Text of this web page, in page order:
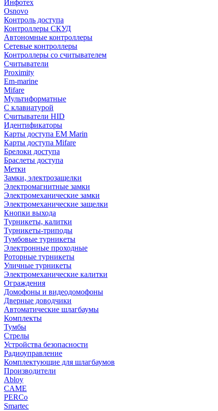
Инфотех
Osnovo
Контроль доступа
Контроллеры СКУД
Автономные контроллеры
Сетевые контроллеры
Контроллеры со считывателем
Считыватели
Proximity
Em-marine
Mifare
Мультиформатные
С клавиатурой
Считыватели HID
Идентификаторы
Карты доступа EM Marin
Карты доступа Mifare
Брелоки доступа
Браслеты доступа
Метки
Замки, электрозащелки
Электромагнитные замки
Электромеханические замки
Электромеханические защелки
Кнопки выхода
Турникеты, калитки
Турникеты-триподы
Тумбовые турникеты
Электронные проходные
Роторные турникеты
Уличные турникеты
Электромеханические калитки
Ограждения
Домофоны и видеодомофоны
Дверные доводчики
Автоматические шлагбаумы
Комплекты
Тумбы
Стрелы
Устройства безопасности
Радиоуправление
Комплектующие для шлагбаумов
Производители
Abloy
CAME
PERCo
Smartec